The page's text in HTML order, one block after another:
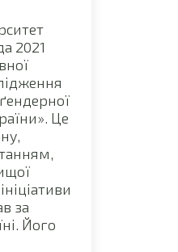
2021
Це
за
Його